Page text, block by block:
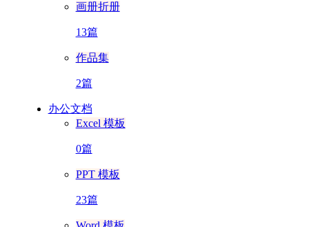
画册折册
13篇
作品集
2篇
办公文档
Excel 模板
0篇
PPT 模板
23篇